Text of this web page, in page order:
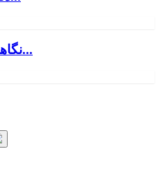
نگاهی به زندگی هنری ناصر عبد...